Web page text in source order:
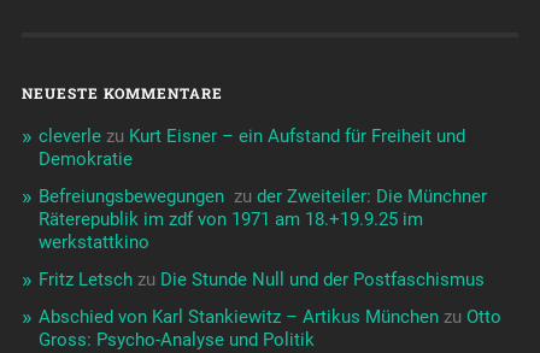
NEUESTE KOMMENTARE
cleverlezu Kurt Eisner – ein Aufstand für Freiheit und
Demokratie
Befreiungsbewegungen ️‍ zu der Zweiteiler: Die Münchner
Räterepublik im zdf von 1971 am 18.+19.9.25 im
werkstattkino
Fritz Letschzu Die Stunde Null und der Postfaschismus
Abschied von Karl Stankiewitz – Artikus Münchenzu Otto
Gross: Psycho-Analyse und Politik